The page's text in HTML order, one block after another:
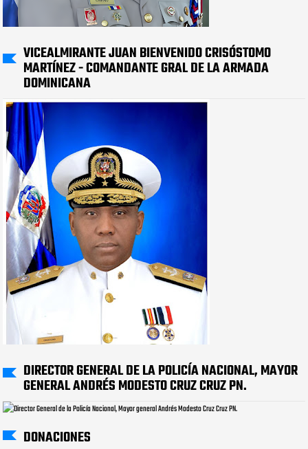
VICEALMIRANTE JUAN BIENVENIDO CRISÓSTOMO
MARTÍNEZ - COMANDANTE GRAL DE LA ARMADA
DOMINICANA
DIRECTOR GENERAL DE LA POLICÍA NACIONAL, MAYOR
GENERAL ANDRÉS MODESTO CRUZ CRUZ PN.
DONACIONES